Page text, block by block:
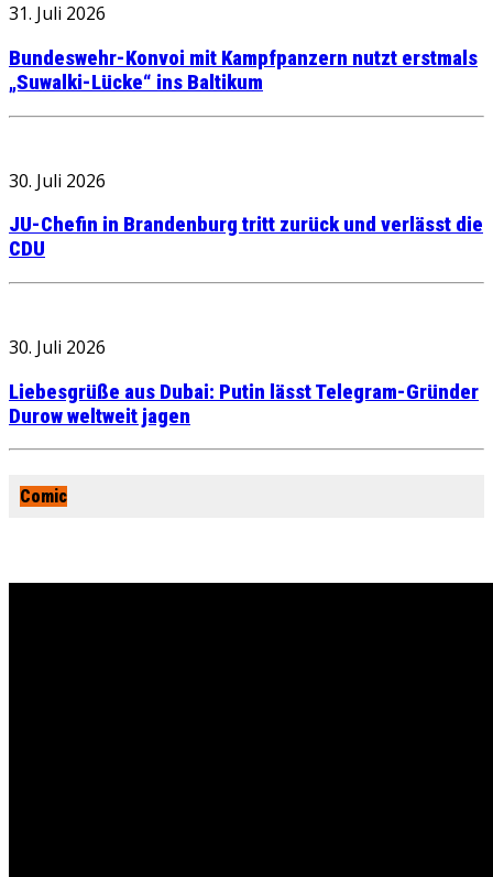
31. Juli 2026
Bundeswehr-Konvoi mit Kampfpanzern nutzt erstmals
„Suwalki-Lücke“ ins Baltikum
30. Juli 2026
JU-Chefin in Brandenburg tritt zurück und verlässt die
CDU
30. Juli 2026
Liebesgrüße aus Dubai: Putin lässt Telegram-Gründer
Durow weltweit jagen
Comic